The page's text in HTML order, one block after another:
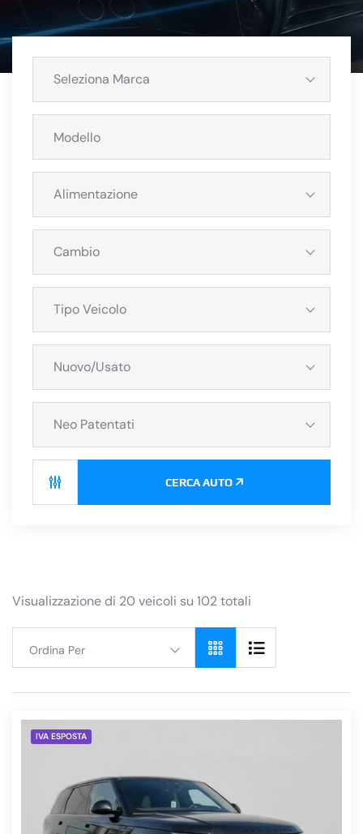
Seleziona Marca
Alimentazione
Cambio
Tipo Veicolo
Nuovo/Usato
Neo Patentati
CERCA AUTO
Visualizzazione di 20 veicoli su 102 totali
Ordina Per
IVA ESPOSTA